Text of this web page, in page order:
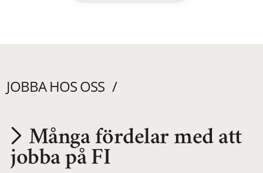
JOBBA HOS OSS
Utvecklas på en
Många fördelar med att
jobba på FI